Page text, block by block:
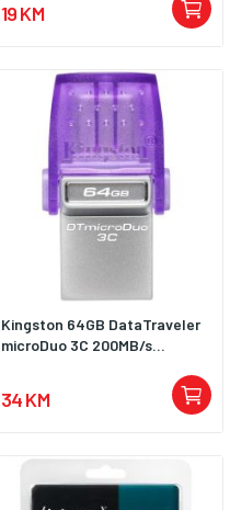
19 KM
Kingston 64GB DataTraveler
microDuo 3C 200MB/s...
34 KM